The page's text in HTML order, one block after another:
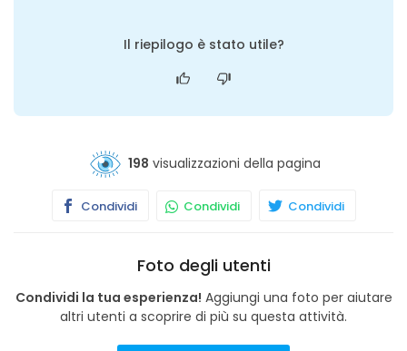
Il riepilogo è stato utile?
198 visualizzazioni della pagina
Condividi Condividi Condividi
Foto degli utenti
Condividi la tua esperienza! Aggiungi una foto per aiutare
altri utenti a scoprire di più su questa attività.